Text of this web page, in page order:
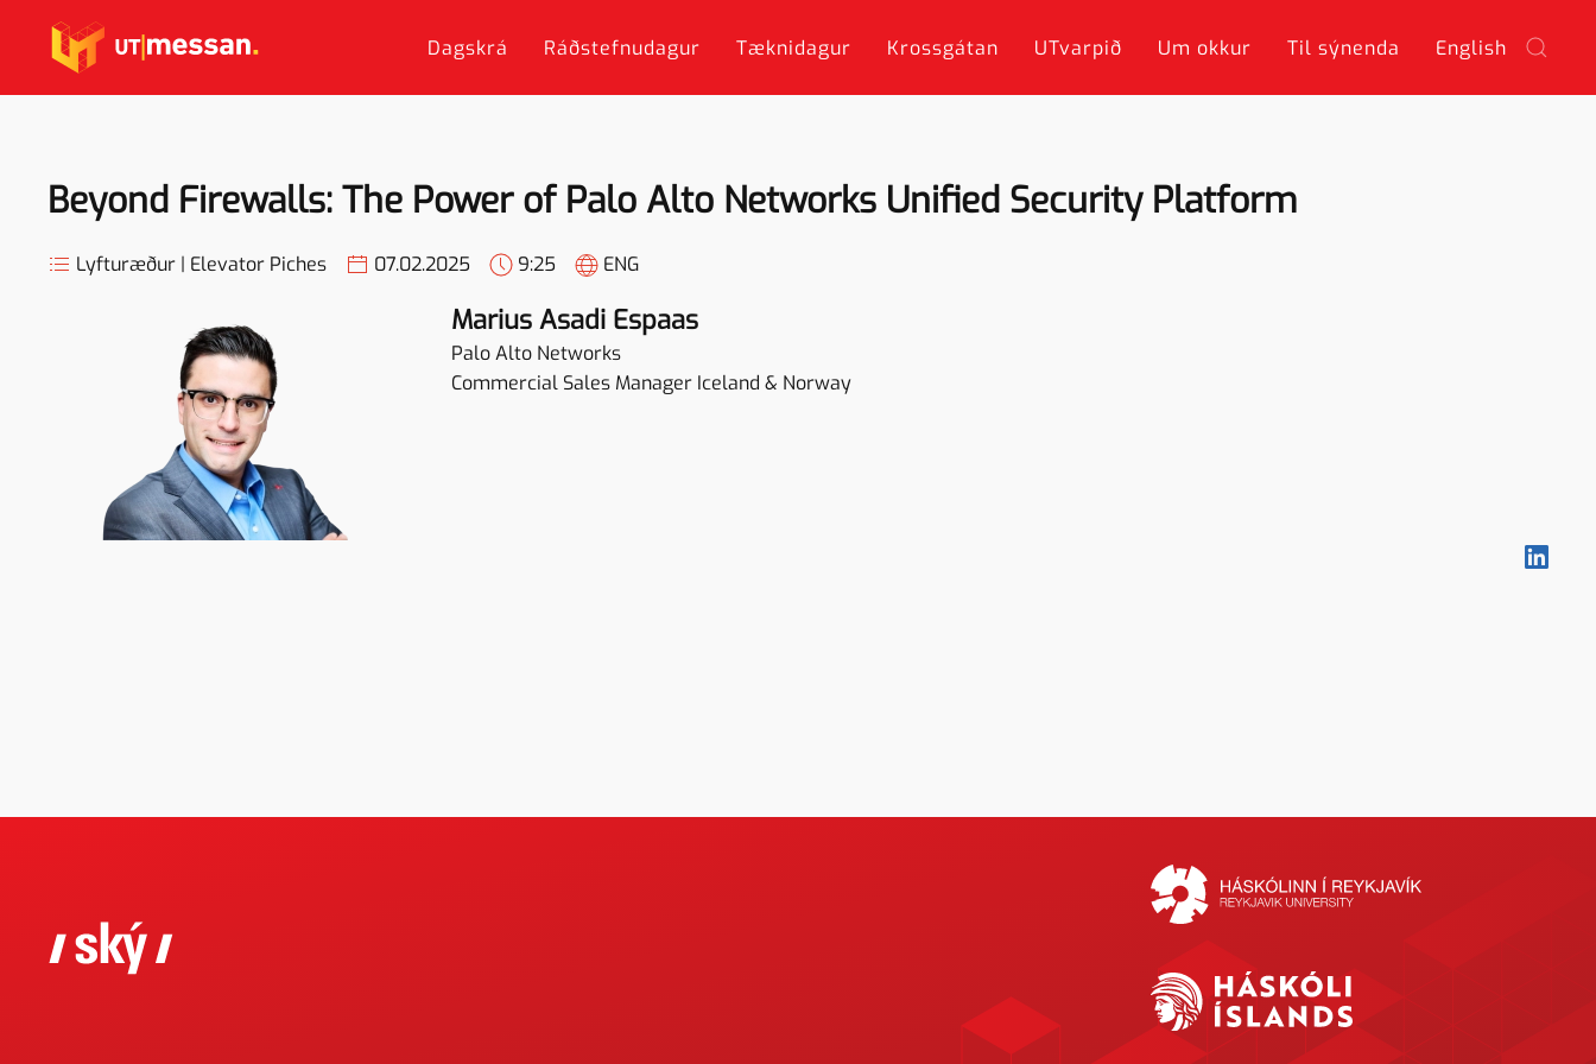
Skip to main content Dagskrá Ráðstefnudagur Tæknidagur Krossgátan UTvarpið Um okkur Til sýnenda English
Beyond Firewalls: The Power of Palo Alto Networks Unified Security Platform
Lyfturæður | Elevator Piches 07.02.2025 9:25 ENG
Marius Asadi Espaas
Palo Alto Networks
Commercial Sales Manager Iceland & Norway